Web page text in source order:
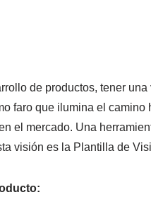
de productos, tener
faro que ilumina el
el mercado. Una
visión es la Plantilla de